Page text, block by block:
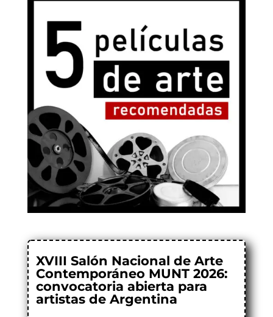
XVIII Salón Nacional de Arte
Contemporáneo MUNT 2026:
convocatoria abierta para
artistas de Argentina